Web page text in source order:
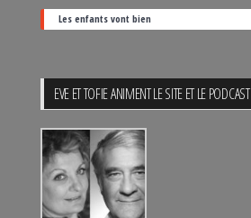
Les enfants vont bien
EVE ET TOFIE ANIMENT LE SITE ET LE PODCAST